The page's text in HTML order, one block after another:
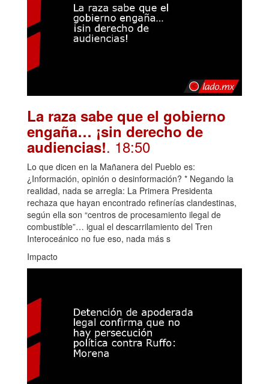
La raza sabe que el gobierno
engaña… ¡sin derecho de
audiencias!. 18:50
Lo que dicen en la Mañanera del Pueblo es:
¿Información, opinión o desinformación? * Negando la
realidad, nada se arregla: La Primera Presidenta
rechaza que hayan encontrado refinerías clandestinas,
según ella son “centros de procesamiento ilegal de
combustible”… igual el descarrilamiento del Tren
Interoceánico no fue eso, nada más s
Impacto